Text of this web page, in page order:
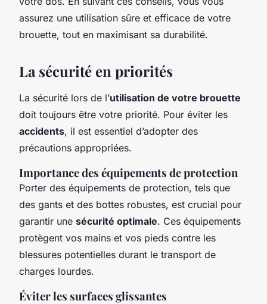
assurez une utilisation sûre et efficace de votre
brouette, tout en maximisant sa durabilité.
La sécurité en priorités
La sécurité lors de l’utilisation de votre brouette
doit toujours être votre priorité. Pour éviter les
accidents, il est essentiel d’adopter des
précautions appropriées.
Importance des équipements de protection
Porter des équipements de protection, tels que
des gants et des bottes robustes, est crucial pour
garantir une sécurité optimale. Ces équipements
protègent vos mains et vos pieds contre les
blessures potentielles durant le transport de
charges lourdes.
Éviter les surfaces glissantes